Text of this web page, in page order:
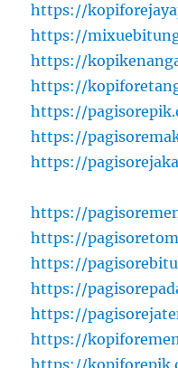
https://
https://
https://
https://
https://
https://
https://
https://
https://
https://
https://
https://
https://